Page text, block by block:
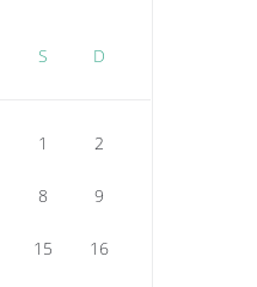
S D
1 2
8 9
15 16